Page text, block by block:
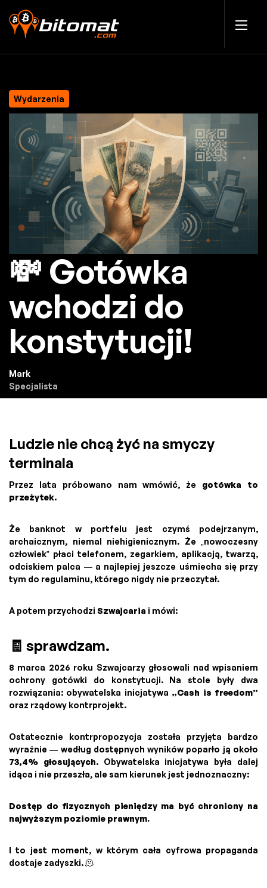
Wydarzenia
💸 Gotówka
wchodzi do
konstytucji!
Mark
Specjalista
Ludzie nie chcą żyć na smyczy
terminala
Przez lata próbowano nam wmówić, że gotówka to
przeżytek.
Że banknot w portfelu jest czymś podejrzanym,
archaicznym, niemal niehigienicznym. Że „nowoczesny
człowiek” płaci telefonem, zegarkiem, aplikacją, twarzą,
odciskiem palca — a najlepiej jeszcze uśmiecha się przy
tym do regulaminu, którego nigdy nie przeczytał.
A potem przychodzi Szwajcaria i mówi:
🧾 sprawdzam.
8 marca 2026 roku Szwajcarzy głosowali nad wpisaniem
ochrony gotówki do konstytucji. Na stole były dwa
rozwiązania: obywatelska inicjatywa „Cash is freedom”
oraz rządowy kontrprojekt.
Ostatecznie kontrpropozycja została przyjęta bardzo
wyraźnie — według dostępnych wyników poparło ją około
73,4% głosujących. Obywatelska inicjatywa była dalej
idąca i nie przeszła, ale sam kierunek jest jednoznaczny:
Dostęp do fizycznych pieniędzy ma być chroniony na
najwyższym poziomie prawnym.
I to jest moment, w którym cała cyfrowa propaganda
dostaje zadyszki. 🫠